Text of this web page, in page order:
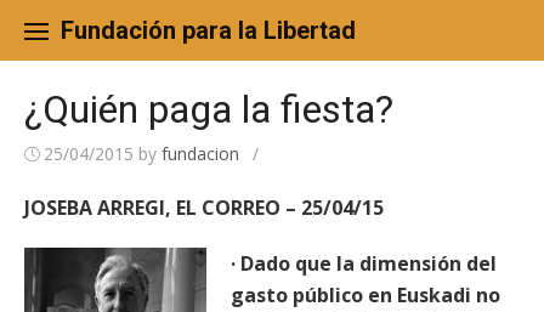
content
Fundación para la Libertad
¿Quién paga la fiesta?
25/04/2015 by fundacion /
JOSEBA ARREGI, EL CORREO – 25/04/15
· Dado que la dimensión del
gasto público en Euskadi no